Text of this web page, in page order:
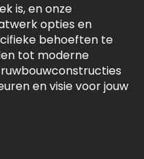
is, en onze
opties en
behoeften te
tot moderne
en visie voor jouw